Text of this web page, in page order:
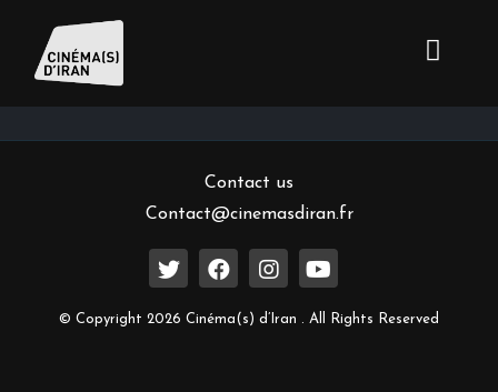
Inscrivez-vous à notre newsletter
Contact us
Contact@cinemasdiran.fr
© Copyright 2026 Cinéma(s) d’Iran . All Rights Reserved